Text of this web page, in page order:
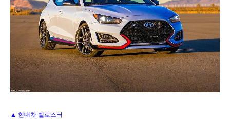
▲ 현대차 벨로스터